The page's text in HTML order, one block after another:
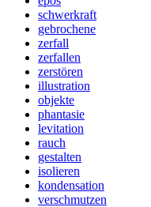
schwerkraft
gebrochene
zerfall
zerfallen
zerstören
illustration
objekte
phantasie
levitation
rauch
gestalten
isolieren
kondensation
verschmutzen